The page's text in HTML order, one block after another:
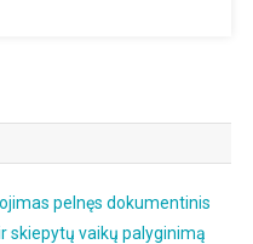
pelnęs dokumentinis
skiepytų vaikų palyginimą